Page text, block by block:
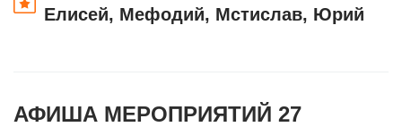
Елисей, Мефодий, Мстислав, Юрий
АФИША МЕРОПРИЯТИЙ 27